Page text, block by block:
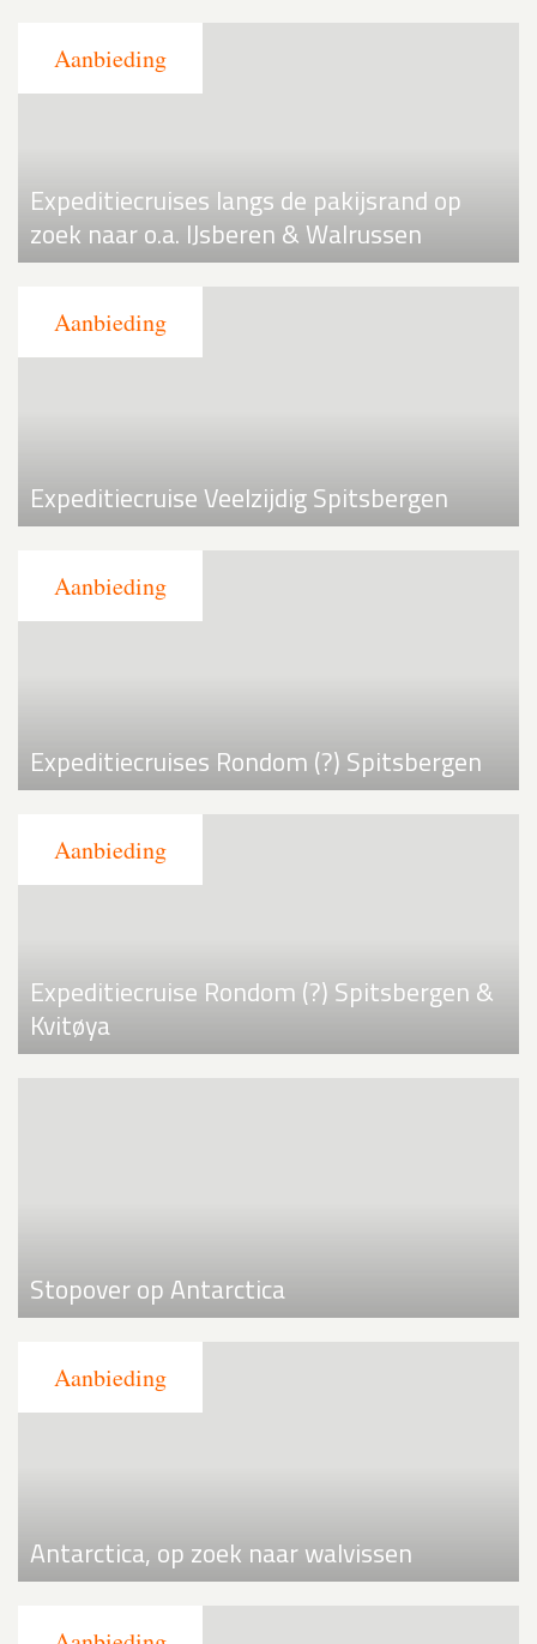
Expeditiecruises langs de pakijsrand op
zoek naar o.a. IJsberen & Walrussen
Expeditiecruise Veelzijdig Spitsbergen
Expeditiecruises Rondom (?) Spitsbergen
Expeditiecruise Rondom (?) Spitsbergen &
Kvitøya
Stopover op Antarctica
Antarctica, op zoek naar walvissen